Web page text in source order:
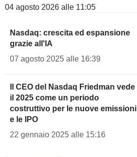
04 agosto 2026 alle 11:05
Nasdaq: crescita ed espansione
grazie all'IA
07 agosto 2025 alle 16:39
Il CEO del Nasdaq Friedman vede
il 2025 come un periodo
costruttivo per le nuove emissioni
e le IPO
22 gennaio 2025 alle 15:16